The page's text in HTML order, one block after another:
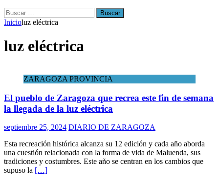
Buscar:
Inicioluz eléctrica
luz eléctrica
ZARAGOZA PROVINCIA
El pueblo de Zaragoza que recrea este fin de semana
la llegada de la luz eléctrica
septiembre 25, 2024 DIARIO DE ZARAGOZA
Esta recreación histórica alcanza su 12 edición y cada año aborda
una cuestión relacionada con la forma de vida de Maluenda, sus
tradiciones y costumbres. Este año se centran en los cambios que
supuso la […]